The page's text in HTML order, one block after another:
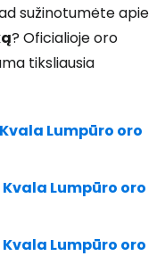
sužinotumėte apie
? Oficialioje oro
tiksliausia
Lumpūro oro
Lumpūro oro
Lumpūro oro